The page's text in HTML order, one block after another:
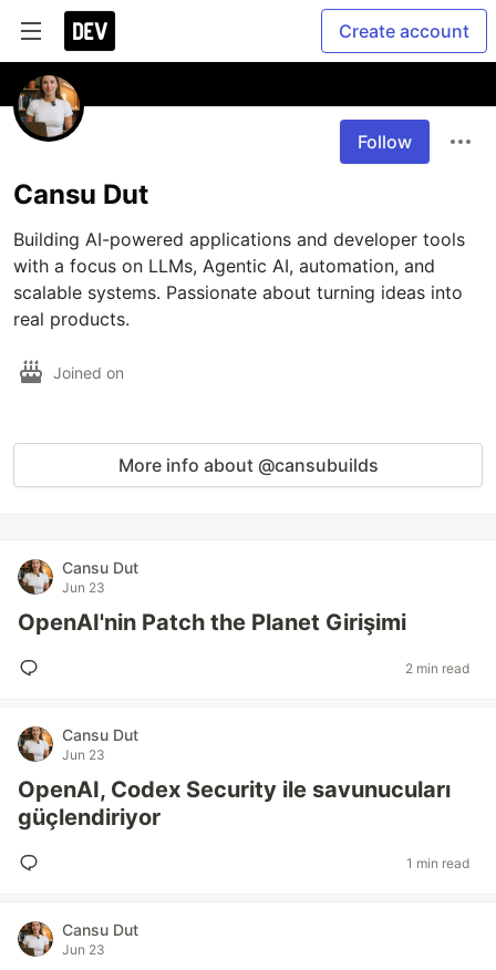
Create account
Follow
Cansu Dut
Building AI-powered applications and developer tools
with a focus on LLMs, Agentic AI, automation, and
scalable systems. Passionate about turning ideas into
real products.
Joined on
More info about @cansubuilds
Cansu Dut
Jun 23
OpenAI'nin Patch the Planet Girişimi
2 min read
Cansu Dut
Jun 23
OpenAI, Codex Security ile savunucuları
güçlendiriyor
1 min read
Cansu Dut
Jun 23